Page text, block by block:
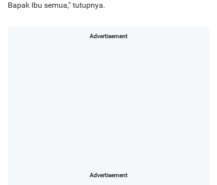
Bapak Ibu semua," tutupnya.
Advertisement
Advertisement